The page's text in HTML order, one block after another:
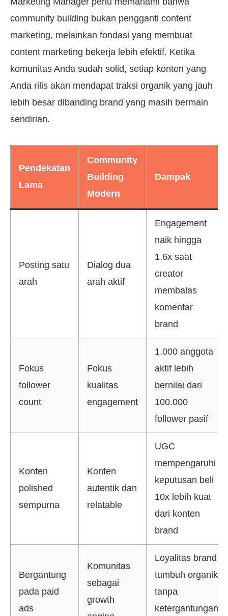
community building bukan pengganti content
marketing, melainkan fondasi yang membuat
content marketing bekerja lebih efektif. Ketika
komunitas Anda sudah solid, setiap konten yang
Anda rilis akan mendapat traksi organik yang jauh
lebih besar dibanding brand yang masih bermain
sendirian.
Pendekatan
Lama
Community
Building
Modern
Dampak
Posting satu
arah
Dialog dua
arah aktif
Engagement
naik hingga
1.6x saat
creator
membalas
komentar
brand
Fokus
follower
count
Fokus
kualitas
engagement
1.000 anggota
aktif lebih
bernilai dari
100.000
follower pasif
Konten
polished
sempurna
Konten
autentik dan
relatable
UGC
mempengaruhi
keputusan beli
10x lebih kuat
dari konten
brand
Bergantung
pada paid
ads
Komunitas
sebagai
growth
Loyalitas brand
tumbuh organik
tanpa
ketergantungan